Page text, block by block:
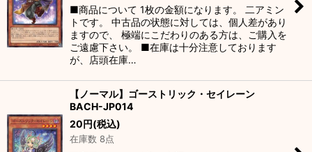
■商品について 1枚の金額になります。 二アミン
トです。 中古品の状態に対しては、個人差があり
ますので、 極端にこだわりのある方は、ご購入を
ご遠慮下さい。 ■在庫は十分注意しております
が、店頭在庫…
【ノーマル】ゴーストリック・セイレーン
BACH-JP014
20円(税込)
在庫数 8点